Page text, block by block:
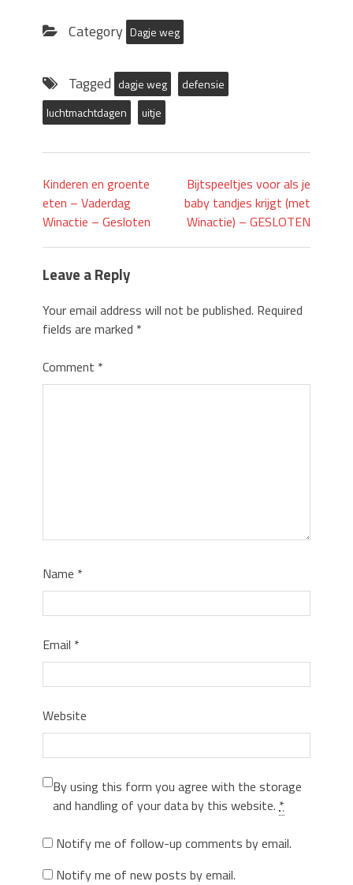
new
window)
new
window)
Category Dagje weg
Tagged dagje weg
defensie
luchtmachtdagen
uitje
Kinderen en groente
eten – Vaderdag
Winactie – Gesloten
Bijtspeeltjes voor als je
baby tandjes krijgt (met
Winactie) – GESLOTEN
Leave a Reply
Your email address will not be published. Required
fields are marked *
Comment *
Name *
Email *
Website
By using this form you agree with the storage
and handling of your data by this website. *
Notify me of follow-up comments by email.
Notify me of new posts by email.